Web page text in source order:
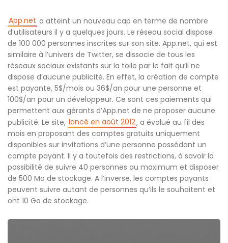
App.net a atteint un nouveau cap en terme de nombre
d’utilisateurs il y a quelques jours. Le réseau social dispose
de 100 000 personnes inscrites sur son site. App.net, qui est
similaire à l’univers de Twitter, se dissocie de tous les
réseaux sociaux existants sur la toile par le fait qu’il ne
dispose d’aucune publicité. En effet, la création de compte
est payante, 5$/mois ou 36$/an pour une personne et
100$/an pour un développeur. Ce sont ces paiements qui
permettent aux gérants d’App.net de ne proposer aucune
publicité. Le site, lancé en août 2012, a évolué au fil des
mois en proposant des comptes gratuits uniquement
disponibles sur invitations d’une personne possédant un
compte payant. Il y a toutefois des restrictions, à savoir la
possibilité de suivre 40 personnes au maximum et disposer
de 500 Mo de stockage. A l’inverse, les comptes payants
peuvent suivre autant de personnes qu’ils le souhaitent et
ont 10 Go de stockage.